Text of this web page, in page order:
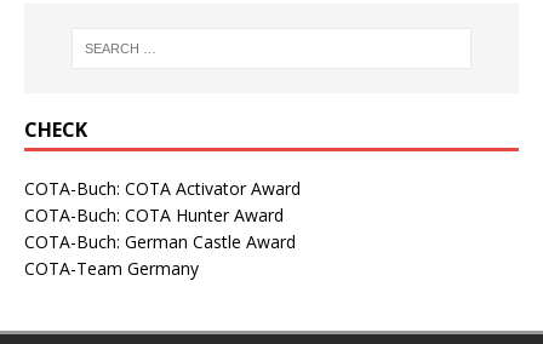
CHECK
COTA-Buch: COTA Activator Award
COTA-Buch: COTA Hunter Award
COTA-Buch: German Castle Award
COTA-Team Germany